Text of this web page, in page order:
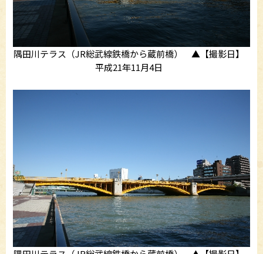
隅田川テラス（JR総武線鉄橋から蔵前橋） ▲【撮影日】
平成21年11月4日